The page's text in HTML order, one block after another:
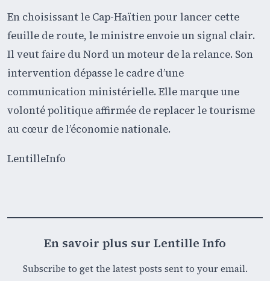
En choisissant le Cap-Haïtien pour lancer cette
feuille de route, le ministre envoie un signal clair.
Il veut faire du Nord un moteur de la relance. Son
intervention dépasse le cadre d’une
communication ministérielle. Elle marque une
volonté politique affirmée de replacer le tourisme
au cœur de l’économie nationale.
LentilleInfo
En savoir plus sur Lentille Info
Subscribe to get the latest posts sent to your email.